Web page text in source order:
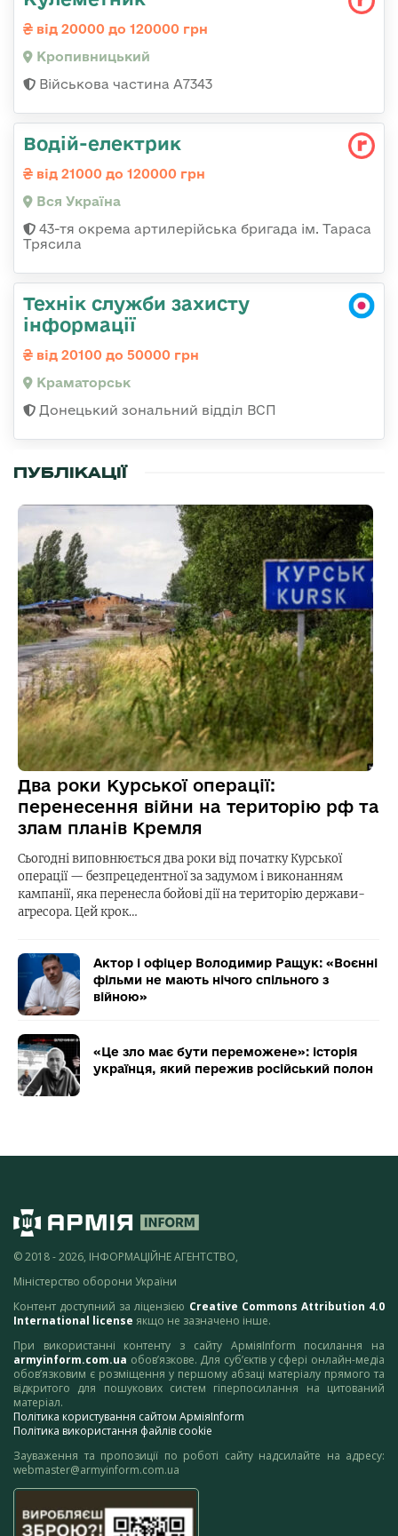
від 20000 до 120000 грн
Кропивницький
Військова частина А7343
Водій-електрик
від 21000 до 120000 грн
Вся Україна
43-тя окрема артилерійська бригада ім. Тараса
Трясила
Технік служби захисту
інформації
від 20100 до 50000 грн
Краматорськ
Донецький зональний відділ ВСП
ПУБЛІКАЦІЇ
Два роки Курської операції:
перенесення війни на територію рф та
злам планів Кремля
Сьогодні виповнюється два роки від початку Курської
операції — безпрецедентної за задумом і виконанням
кампанії, яка перенесла бойові дії на територію держави-
агресора. Цей крок…
Актор і офіцер Володимир Ращук: «Воєнні
фільми не мають нічого спільного з
війною»
«Це зло має бути переможене»: історія
українця, який пережив російський полон
© 2018 - 2026, ІНФОРМАЦІЙНЕ АГЕНТСТВО,
Міністерство оборони України
Контент доступний за ліцензією Creative Commons Attribution 4.0
International license якщо не зазначено інше.
При використанні контенту з сайту АрміяInform посилання на
armyinform.com.ua обов’язкове. Для суб’єктів у сфері онлайн-медіа
обов’язковим є розміщення у першому абзаці матеріалу прямого та
відкритого для пошукових систем гіперпосилання на цитований
матеріал.
Політика користування сайтом АрміяInform
Політика використання файлів cookie
Зауваження та пропозиції по роботі сайту надсилайте на адресу:
webmaster@armyinform.com.ua